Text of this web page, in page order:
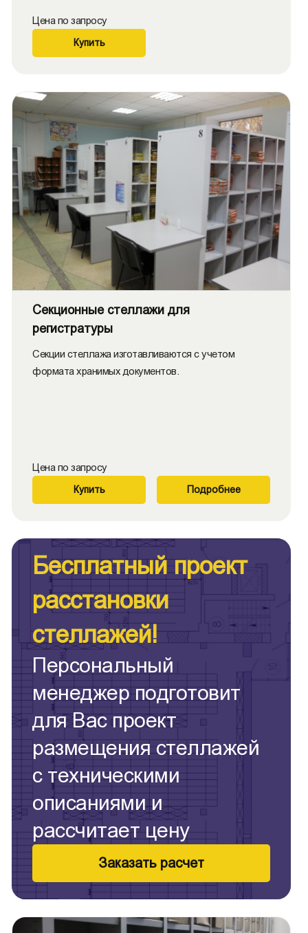
Цена по запросу
Купить
Секционные стеллажи для
регистратуры
Секции стеллажа изготавливаются с учетом
формата хранимых документов.
Цена по запросу
Купить Подробнее
Бесплатный проект
расстановки
стеллажей!
Персональный
менеджер подготовит
для Вас проект
размещения стеллажей
с техническими
описаниями и
рассчитает цену
Заказать расчет